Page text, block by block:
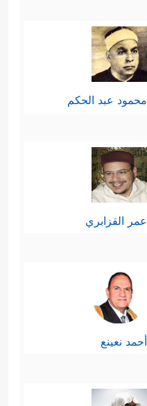
محمود عبد الحكم
عمر القزابري
أحمد نعينع